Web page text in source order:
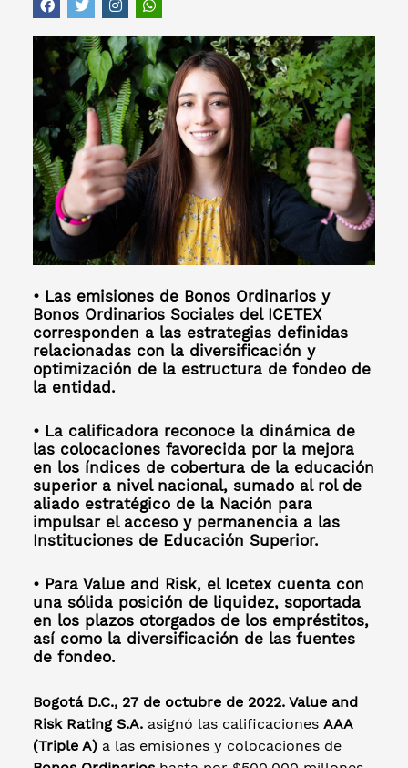
• Las emisiones de Bonos Ordinarios y
Bonos Ordinarios Sociales del ICETEX
corresponden a las estrategias definidas
relacionadas con la diversificación y
optimización de la estructura de fondeo de
la entidad.
• La calificadora reconoce la dinámica de
las colocaciones favorecida por la mejora
en los índices de cobertura de la educación
superior a nivel nacional, sumado al rol de
aliado estratégico de la Nación para
impulsar el acceso y permanencia a las
Instituciones de Educación Superior.
• Para Value and Risk, el Icetex cuenta con
una sólida posición de liquidez, soportada
en los plazos otorgados de los empréstitos,
así como la diversificación de las fuentes
de fondeo.
Bogotá D.C., 27 de octubre de 2022. Value and
Risk Rating S.A. asignó las calificaciones AAA
(Triple A) a las emisiones y colocaciones de